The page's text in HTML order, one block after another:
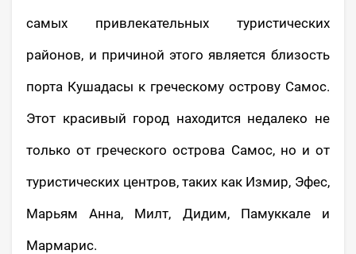
самых привлекательных туристических
районов, и причиной этого является близость
порта Кушадасы к греческому острову Самос.
Этот красивый город находится недалеко не
только от греческого острова Самос, но и от
туристических центров, таких как Измир, Эфес,
Марьям Анна, Милт, Дидим, Памуккале и
Мармарис.